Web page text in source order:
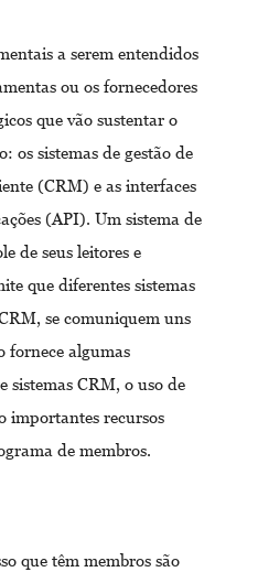
a serem entendidos
ou os fornecedores
que vão sustentar o
os sistemas de gestão de
(CRM) e as interfaces
(API). Um sistema de
de seus leitores e
que diferentes sistemas
se comuniquem uns
fornece algumas
sistemas CRM, o uso de
importantes recursos
de membros.
que têm membros são